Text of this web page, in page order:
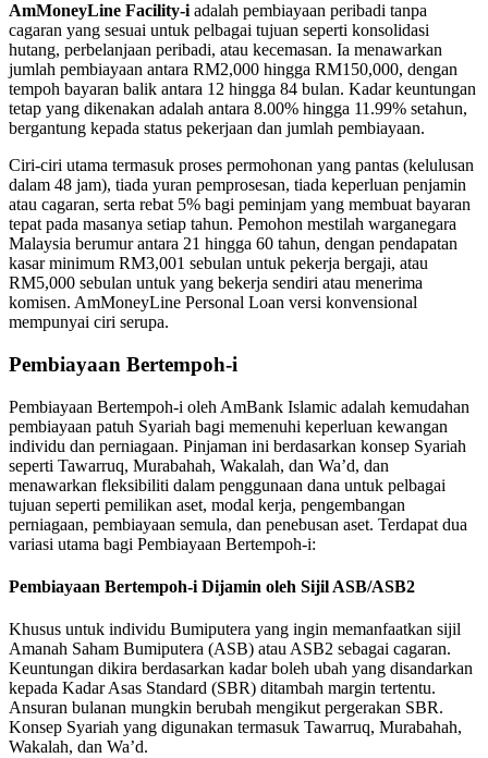
AmMoneyLine Facility-i adalah pembiayaan peribadi tanpa
cagaran yang sesuai untuk pelbagai tujuan seperti konsolidasi
hutang, perbelanjaan peribadi, atau kecemasan. Ia menawarkan
jumlah pembiayaan antara RM2,000 hingga RM150,000, dengan
tempoh bayaran balik antara 12 hingga 84 bulan. Kadar keuntungan
tetap yang dikenakan adalah antara 8.00% hingga 11.99% setahun,
bergantung kepada status pekerjaan dan jumlah pembiayaan.
Ciri-ciri utama termasuk proses permohonan yang pantas (kelulusan
dalam 48 jam), tiada yuran pemprosesan, tiada keperluan penjamin
atau cagaran, serta rebat 5% bagi peminjam yang membuat bayaran
tepat pada masanya setiap tahun. Pemohon mestilah warganegara
Malaysia berumur antara 21 hingga 60 tahun, dengan pendapatan
kasar minimum RM3,001 sebulan untuk pekerja bergaji, atau
RM5,000 sebulan untuk yang bekerja sendiri atau menerima
komisen. AmMoneyLine Personal Loan versi konvensional
mempunyai ciri serupa.
Pembiayaan Bertempoh-i
Pembiayaan Bertempoh-i oleh AmBank Islamic adalah kemudahan
pembiayaan patuh Syariah bagi memenuhi keperluan kewangan
individu dan perniagaan. Pinjaman ini berdasarkan konsep Syariah
seperti Tawarruq, Murabahah, Wakalah, dan Wa’d, dan
menawarkan fleksibiliti dalam penggunaan dana untuk pelbagai
tujuan seperti pemilikan aset, modal kerja, pengembangan
perniagaan, pembiayaan semula, dan penebusan aset. Terdapat dua
variasi utama bagi Pembiayaan Bertempoh-i:
Pembiayaan Bertempoh-i Dijamin oleh Sijil ASB/ASB2
Khusus untuk individu Bumiputera yang ingin memanfaatkan sijil
Amanah Saham Bumiputera (ASB) atau ASB2 sebagai cagaran.
Keuntungan dikira berdasarkan kadar boleh ubah yang disandarkan
kepada Kadar Asas Standard (SBR) ditambah margin tertentu.
Ansuran bulanan mungkin berubah mengikut pergerakan SBR.
Konsep Syariah yang digunakan termasuk Tawarruq, Murabahah,
Wakalah, dan Wa’d.